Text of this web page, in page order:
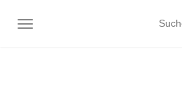
NAVIGATION UMSCHALTEN